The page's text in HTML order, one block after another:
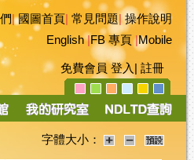
|國圖首頁 常見問題|操作說明
English|FB 專頁|Mobile
免費會員 登入 註冊
字體大小：